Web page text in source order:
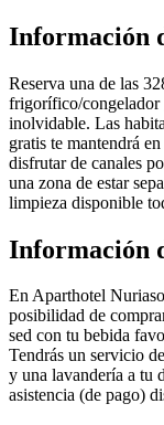
Información
Reserva una de las
frigorífico/congelador
inolvidable. Las
gratis te mantendrá
disfrutar de canales
una zona de estar
limpieza disponible
Información
En Aparthotel
posibilidad de
sed con tu bebida
Tendrás un servicio
y una lavandería a tu
asistencia (de pago)